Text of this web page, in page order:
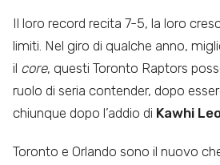
Il loro record recita 7-5, la loro
limiti. Nel giro di qualche anno,
il core, questi Toronto Raptors
ruolo di seria contender, dopo
chiunque dopo l’addio di Kawhi
Toronto e Orlando sono il nuovo